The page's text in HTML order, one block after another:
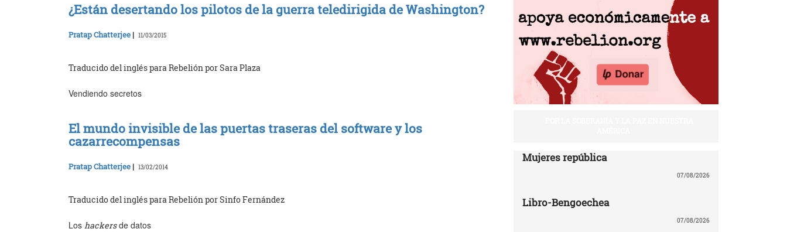
¿Están desertando los pilotos de la guerra teledirigida de Washington?
Pratap Chatterjee | 11/03/2015
Traducido del inglés para Rebelión por Sara Plaza
Vendiendo secretos
El mundo invisible de las puertas traseras del software y los
cazarrecompensas
Pratap Chatterjee | 13/02/2014
Traducido del inglés para Rebelión por Sinfo Fernández
Los hackersde datos
Mujeres república
07/08/2026
Libro-Bengoechea
07/08/2026